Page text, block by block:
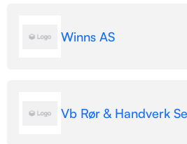
Winns AS
Vb Rør & Handverk